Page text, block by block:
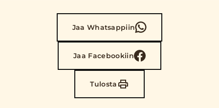
Jaa Whatsappiin
Jaa Facebookiin
Tulosta